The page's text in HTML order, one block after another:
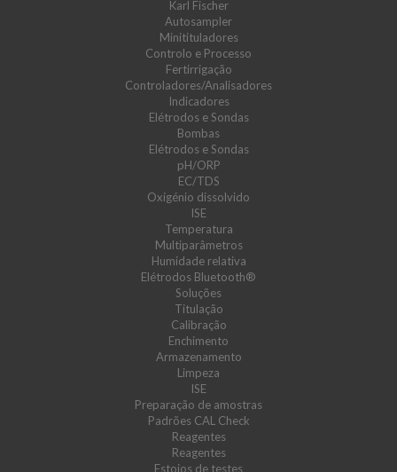
Karl Fischer
Autosampler
Minitituladores
Controlo e Processo
Fertirrigação
Controladores/Analisadores
Indicadores
Elétrodos e Sondas
Bombas
Elétrodos e Sondas
pH/ORP
EC/TDS
Oxigénio dissolvido
ISE
Temperatura
Multiparâmetros
Humidade relativa
Elétrodos Bluetooth®
Soluções
Titulação
Calibração
Enchimento
Armazenamento
Limpeza
ISE
Preparação de amostras
Padrões CAL Check
Reagentes
Reagentes
Estojos de testes